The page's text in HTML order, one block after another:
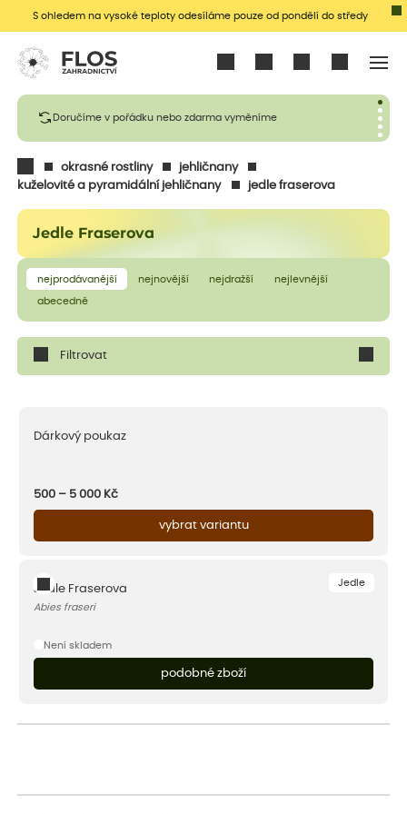
S ohledem na vysoké teploty odesíláme pouze od pondělí do středy
Doručíme v pořádku nebo zdarma vyměníme
okrasné rostliny
jehličnany
kuželovité a pyramidální jehličnany
jedle fraserova
Jedle Fraserova
nejprodávanější nejnovější nejdražší nejlevnější
abecedně
Filtrovat
Dárkový poukaz
500 – 5 000 Kč
vybrat variantu
Jedle
Jedle Fraserova
Abies fraseri
Není skladem
podobné zboží